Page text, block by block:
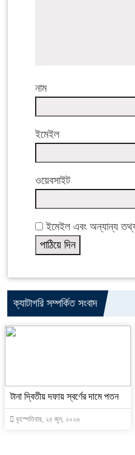
নাম
ইমেইল
ওয়েবসাইট
ইমেইল এবং অন্যান্য
ক্যাটাগরি সম্পর্কিত সংবাদ
টানা দ্বিতীয় দফায় স্বর্ণের দামে পতন
বৃহস্পতিবার, ২৫ জুন, ২০২৬